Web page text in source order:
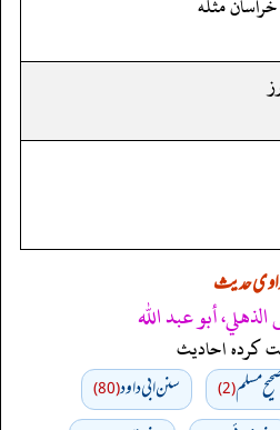
حدیث
أبو عبد الله
کردہ احادیث
صحيح مسلم(2) سنن ابي داود(80)